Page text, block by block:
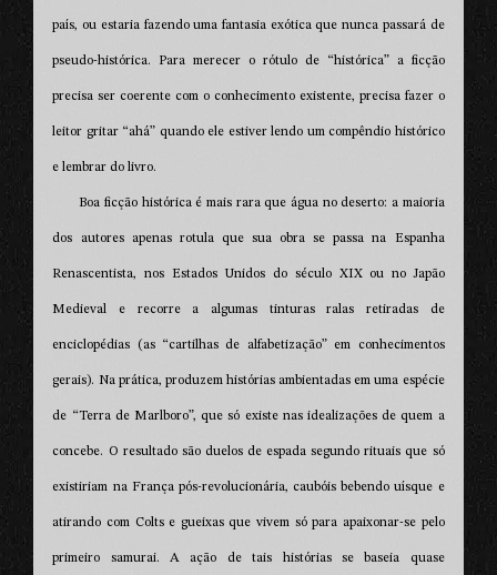
país, ou estaria fazendo uma fantasia exótica que nunca passará de
pseudo-histórica. Para merecer o rótulo de “histórica” a ficção
precisa ser coerente com o conhecimento existente, precisa fazer o
leitor gritar “ahá” quando ele estiver lendo um compêndio histórico
e lembrar do livro.
Boa ficção histórica é mais rara que água no deserto: a maioria
dos autores apenas rotula que sua obra se passa na Espanha
Renascentista, nos Estados Unidos do século XIX ou no Japão
Medieval e recorre a algumas tinturas ralas retiradas de
enciclopédias (as “cartilhas de alfabetização” em conhecimentos
gerais). Na prática, produzem histórias ambientadas em uma espécie
de “Terra de Marlboro”, que só existe nas idealizações de quem a
concebe. O resultado são duelos de espada segundo rituais que só
existiriam na França pós-revolucionária, caubóis bebendo uísque e
atirando com Colts e gueixas que vivem só para apaixonar-se pelo
primeiro samurai. A ação de tais histórias se baseia quase